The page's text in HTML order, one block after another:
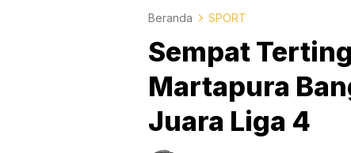
Beranda SPORT
Sempat
Martapura
Juara Liga 4